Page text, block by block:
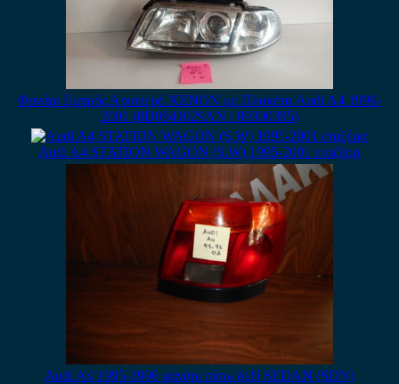
Φανάρι Εμπρός Αριστερό XENON με Πλακέτα Audi A4 1999-
2001 (8D0941029AN / 89300395)
Audi A4 STATION WAGON (S.W) 1995-2001 εταζέρα
Audi A4 1995-1996 φανάρι πίσω δεξί SEDAN (SDN)